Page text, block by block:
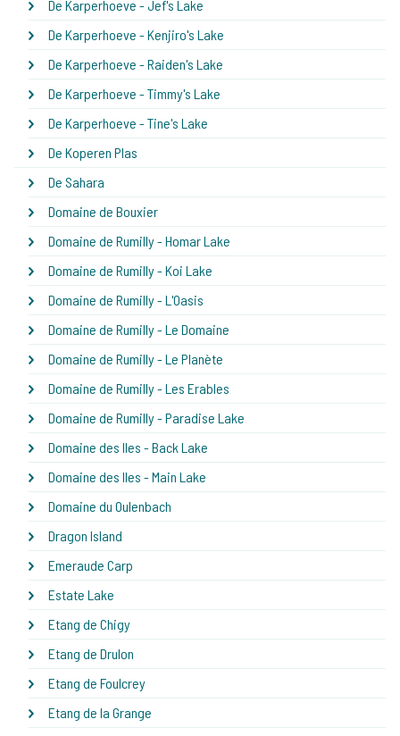
De Karperhoeve - Jef's Lake
De Karperhoeve - Kenjiro's Lake
De Karperhoeve - Raiden's Lake
De Karperhoeve - Timmy's Lake
De Karperhoeve - Tine's Lake
De Koperen Plas
De Sahara
Domaine de Bouxier
Domaine de Rumilly - Homar Lake
Domaine de Rumilly - Koi Lake
Domaine de Rumilly - L'Oasis
Domaine de Rumilly - Le Domaine
Domaine de Rumilly - Le Planète
Domaine de Rumilly - Les Erables
Domaine de Rumilly - Paradise Lake
Domaine des Iles - Back Lake
Domaine des Iles - Main Lake
Domaine du Oulenbach
Dragon Island
Emeraude Carp
Estate Lake
Etang de Chigy
Etang de Drulon
Etang de Foulcrey
Etang de la Grange